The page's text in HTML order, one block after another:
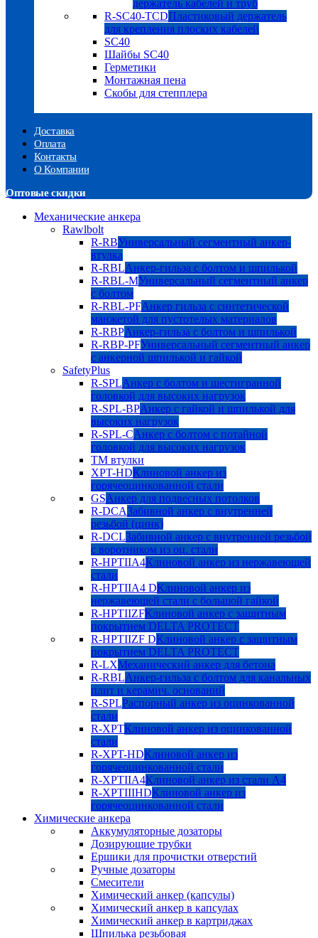
держатель кабелей и труб
R-SC40-TCDПластиковый держатель
для крепления плоских кабелей
SC40
Шайбы SC40
Герметики
Монтажная пена
Скобы для степплера
Доставка
Оплата
Контакты
О Компании
Оптовые скидки
Механические анкера
Rawlbolt
R-RBУниверсальный сегментный анкер-
втулка
R-RBLАнкер-гильза с болтом и шпилькой
R-RBL-MУниверсальный сегментный анкер
с болтом
R-RBL-PFАнкер гильза с синтетической
манжетой для пустотелых материалов
R-RBPАнкер-гильза с болтом и шпилькой
R-RBP-PFУниверсальный сегментный анкер
с анкерной шпилькой и гайкой
SafetyPlus
R-SPLАнкер с болтом и шестигранной
головкой для высоких нагрузок
R-SPL-BPАнкер с гайкой и шпилькой для
высоких нагрузок
R-SPL-CАнкер с болтом с потайной
головкой для высоких нагрузок
TM втулки
XPT-HDКлиновой анкер из
горячеоцинкованной стали
GSАнкер для подвесных потолков
R-DCAЗабивной анкер с внутренней
резьбой (цинк)
R-DCLЗабивной анкер с внутренней резьбой
с воротником из оц. стали
R-HPTIIA4Клиновой анкер из нержавеющей
стали
R-HPTIIA4 DКлиновой анкер из
нержавеющей стали с большой гайкой
R-HPTIIZFКлиновой анкер с защитным
покрытием DELTA PROTECT
R-HPTIIZF DКлиновой анкер с защитным
покрытием DELTA PROTECT
R-LXМеханический анкер для бетона
R-RBLАнкер-гильза с болтом для канальных
плит и керамич. оснований
R-SPLРаспорный анкер из оцинкованной
стали
R-XPTКлиновой анкер из оцинкованной
стали
R-XPT-HDКлиновой анкер из
горячеоцинкованной стали
R-XPTIIA4Клиновой анкер из стали А4
R-XPTIIIHDКлиновой анкер из
горячеоцинкованной стали
Химические анкера
Аккумуляторные дозаторы
Дозирующие трубки
Ершики для прочистки отверстий
Ручные дозаторы
Смесители
Химический анкер (капсулы)
Химический анкер в капсулах
Химический анкер в картриджах
Шпилька резьбовая